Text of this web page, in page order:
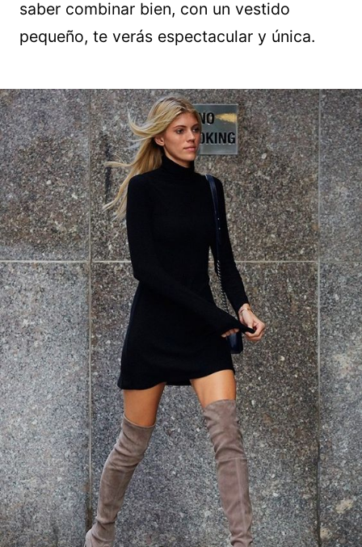
saber combinar bien, con un vestido
pequeño, te verás espectacular y única.